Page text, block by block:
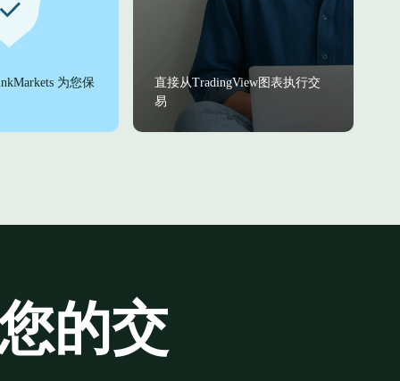
为您保
直接从TradingView图表执行交
易
的交